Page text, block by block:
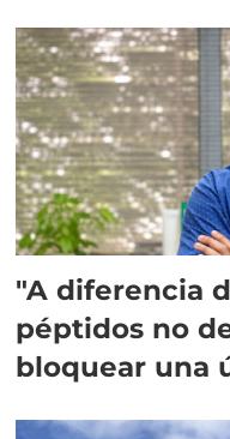
"A diferencia
péptidos no
bloquear una